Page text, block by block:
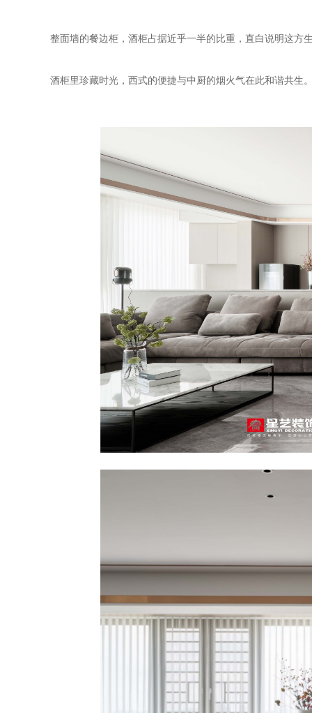
整面墙的餐边柜，酒柜占据近乎一半的比重，直白说明这方
酒柜里珍藏时光，西式的便捷与中厨的烟火气在此和谐共生